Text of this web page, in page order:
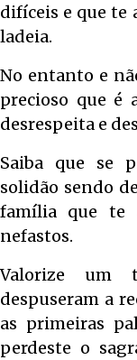
difíceis e que te
ladeia.
No entanto e
precioso que é
desrespeita e
Saiba que se
solidão sendo
família que te
nefastos.
Valorize um
despuseram a
as primeiras
perdeste o